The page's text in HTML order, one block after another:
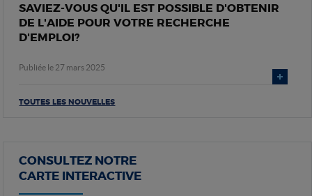
SAVIEZ-VOUS QU'IL EST POSSIBLE D'OBTENIR
DE L'AIDE POUR VOTRE RECHERCHE
D'EMPLOI?
Publiée le 27 mars 2025
TOUTES LES NOUVELLES
CONSULTEZ NOTRE
CARTE INTERACTIVE